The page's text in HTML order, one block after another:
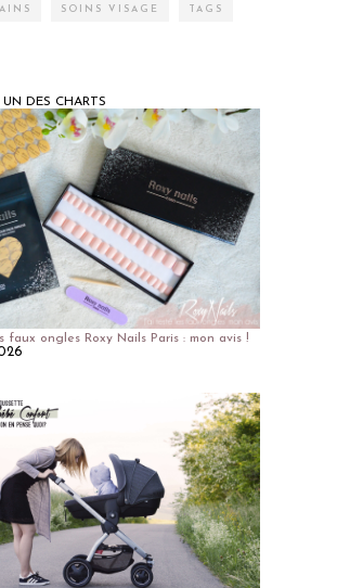
SOINS VISAGE TAGS
DES CHARTS
faux ongles Roxy Nails Paris : mon avis !